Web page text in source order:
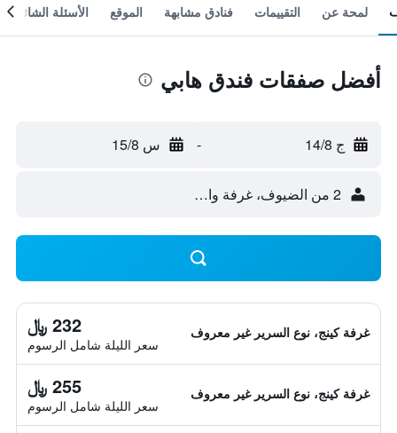
لمحة عن التقييمات فنادق مشابهة الموقع الأسئلة الشائعة
أفضل صفقات فندق هابي
ج 14/8 - س 15/8
2 من الضيوف، غرفة واحدة
غرفة كينج، نوع السرير غير معروف 232 ﷼
سعر الليلة شامل الرسوم
غرفة كينج، نوع السرير غير معروف 255 ﷼
سعر الليلة شامل الرسوم